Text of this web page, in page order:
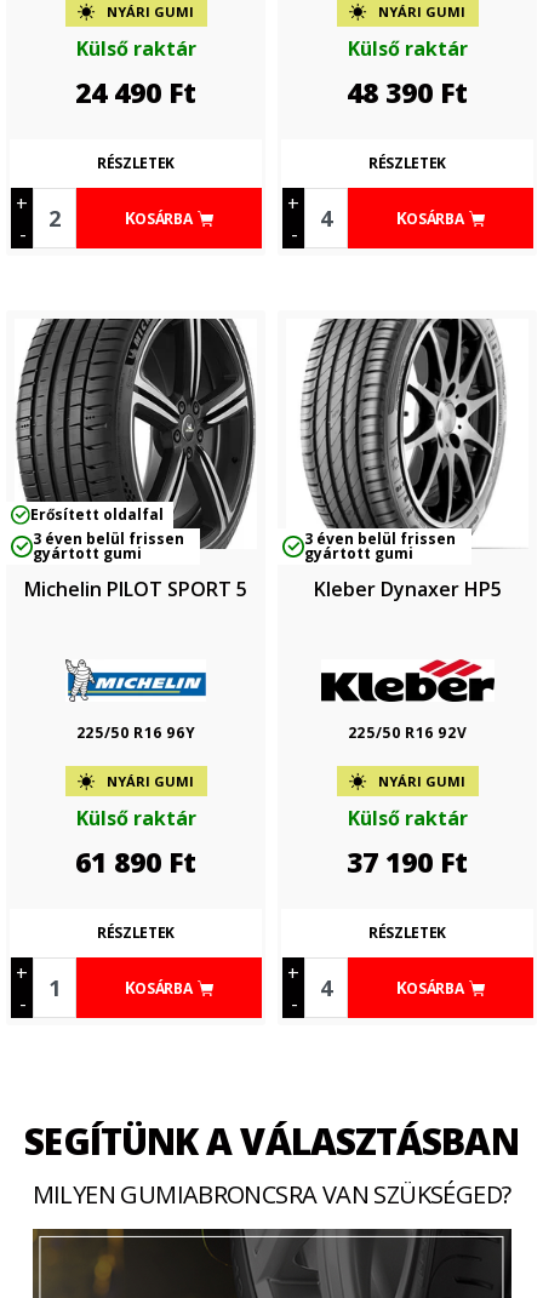
NYÁRI GUMI
Külső raktár
24 490 Ft
+
-
KOSÁRBA
RÉSZLETEK
NYÁRI GUMI
Külső raktár
48 390 Ft
+
-
KOSÁRBA
RÉSZLETEK
Erősített oldalfal
3 éven belül frissen
gyártott gumi
Michelin PILOT SPORT 5
225/50 R16 96Y
NYÁRI GUMI
Külső raktár
61 890 Ft
+
-
KOSÁRBA
RÉSZLETEK
3 éven belül frissen
gyártott gumi
Kleber Dynaxer HP5
225/50 R16 92V
NYÁRI GUMI
Külső raktár
37 190 Ft
+
-
KOSÁRBA
RÉSZLETEK
SEGÍTÜNK A VÁLASZTÁSBAN
MILYEN GUMIABRONCSRA VAN SZÜKSÉGED?